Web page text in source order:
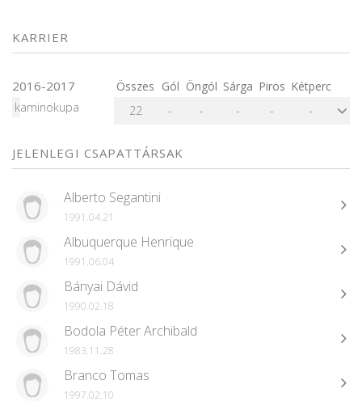
KARRIER
2016-2017 Összes Gól Öngól Sárga Piros Kétperc
kaminokupa
22 - - - - -
JELENLEGI CSAPATTÁRSAK
Alberto Segantini
1991.04.21
Albuquerque Henrique
1991.06.04
Bányai Dávid
1990.02.18
Bodola Péter Archibald
1983.11.28
Branco Tomas
1997.02.10